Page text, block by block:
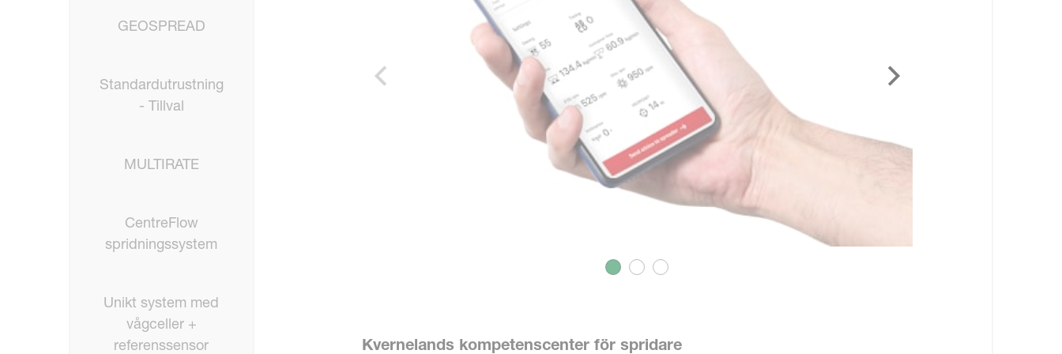
GEOSPREAD
Standardutrustning
- Tillval
MULTIRATE
CentreFlow
spridningssystem
Unikt system med
vågceller +
referenssensor
Kvernelands kompetenscenter för spridare